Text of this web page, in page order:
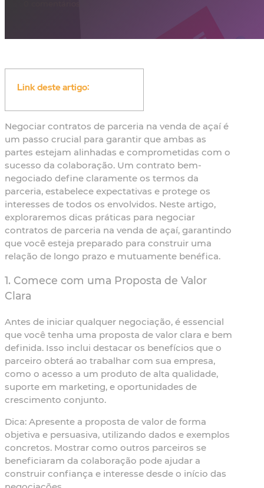
Link deste artigo:
Negociar contratos de parceria na venda de açaí é
um passo crucial para garantir que ambas as
partes estejam alinhadas e comprometidas com o
sucesso da colaboração. Um contrato bem-
negociado define claramente os termos da
parceria, estabelece expectativas e protege os
interesses de todos os envolvidos. Neste artigo,
exploraremos dicas práticas para negociar
contratos de parceria na venda de açaí, garantindo
que você esteja preparado para construir uma
relação de longo prazo e mutuamente benéfica.
1. Comece com uma Proposta de Valor
Clara
Antes de iniciar qualquer negociação, é essencial
que você tenha uma proposta de valor clara e bem
definida. Isso inclui destacar os benefícios que o
parceiro obterá ao trabalhar com sua empresa,
como o acesso a um produto de alta qualidade,
suporte em marketing, e oportunidades de
crescimento conjunto.
Dica: Apresente a proposta de valor de forma
objetiva e persuasiva, utilizando dados e exemplos
concretos. Mostrar como outros parceiros se
beneficiaram da colaboração pode ajudar a
construir confiança e interesse desde o início das